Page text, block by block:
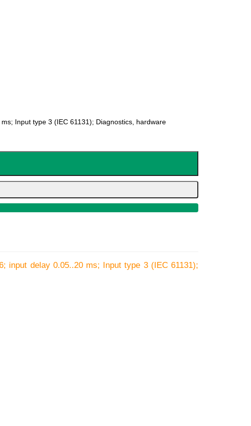
Input type 3 (IEC 61131); Diagnostics, hardware
input delay 0.05..20 ms; Input type 3 (IEC 61131);